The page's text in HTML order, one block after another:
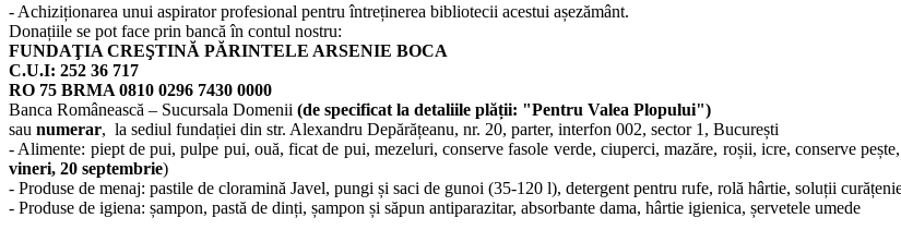
- Achiziționarea unui aspirator profesional pentru întreținerea bibliotecii acestui așezământ.
Donațiile se pot face prin bancă în contul nostru:
FUNDAŢIA CREŞTINĂ PĂRINTELE ARSENIE BOCA
C.U.I: 252 36 717
RO 75 BRMA 0810 0296 7430 0000
Banca Românească – Sucursala Domenii (de specificat la detaliile plății: "Pentru Valea Plopului")
sau numerar, la sediul fundației din str. Alexandru Depărățeanu, nr. 20, parter, interfon 002, sector 1, București
- Alimente: piept de pui, pulpe pui, ouă, ficat de pui, mezeluri, conserve fasole verde, ciuperci, mazăre, roșii, icre, conserve
vineri, 20 septembrie)
- Produse de menaj: pastile de cloramină Javel, pungi și saci de gunoi (35-120 l), detergent pentru rufe, rolă hârtie, soluții
- Produse de igiena: șampon, pastă de dinți, șampon și săpun antiparazitar, absorbante dama, hârtie igienica, șervetele umede